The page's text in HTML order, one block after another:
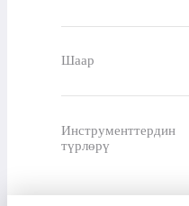
Шаар
Инструменттердин
түрлөрү